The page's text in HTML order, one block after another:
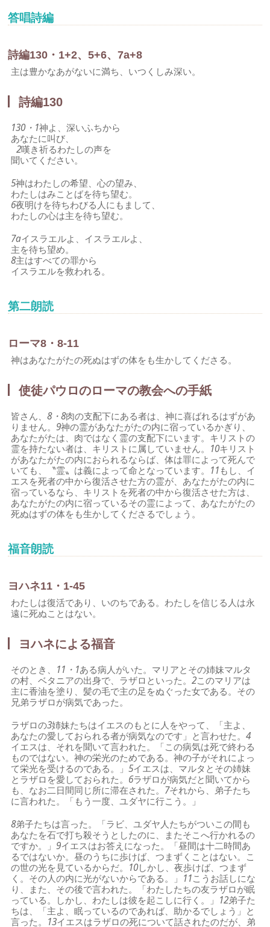
答唱詩編
詩編130・1+2、5+6、7a+8
主は豊かなあがないに満ち、いつくしみ深い。
詩編130
130・1神よ、深いふちから
あなたに叫び、
2嘆き祈るわたしの声を
聞いてください。
5神はわたしの希望、心の望み、
わたしはみことばを待ち望む。
6夜明けを待ちわびる人にもまして、
わたしの心は主を待ち望む。
7aイスラエルよ、イスラエルよ、
主を待ち望め。
8主はすべての罪から
イスラエルを救われる。
第二朗読
ローマ8・8-11
神はあなたがたの死ぬはずの体をも生かしてくださる。
使徒パウロのローマの教会への手紙
皆さん、8・8肉の支配下にある者は、神に喜ばれるはずがあ
りません。9神の霊があなたがたの内に宿っているかぎり、
あなたがたは、肉ではなく霊の支配下にいます。キリストの
霊を持たない者は、キリストに属していません。 10キリスト
があなたがたの内におられるならば、体は罪によって死んで
いても、〝霊〟は義によって命となっています。 11もし、イ
エスを死者の中から復活させた方の霊が、あなたがたの内に
宿っているなら、キリストを死者の中から復活させた方は、
あなたがたの内に宿っているその霊によって、あなたがたの
死ぬはずの体をも生かしてくださるでしょう。
福音朗読
ヨハネ11・1-45
わたしは復活であり、いのちである。わたしを信じる人は永
遠に死ぬことはない。
ヨハネによる福音
そのとき、 11・1ある病人がいた。マリアとその姉妹マルタ
の村、ベタニアの出身で、ラザロといった。2このマリアは
主に香油を塗り、髪の毛で主の足をぬぐった女である。その
兄弟ラザロが病気であった。
ラザロの3姉妹たちはイエスのもとに人をやって、「主よ、
あなたの愛しておられる者が病気なのです」と言わせた。4
イエスは、それを聞いて言われた。「この病気は死で終わる
ものではない。神の栄光のためである。神の子がそれによっ
て栄光を受けるのである。」5イエスは、マルタとその姉妹
とラザロを愛しておられた。 6ラザロが病気だと聞いてから
も、なお二日間同じ所に滞在された。 7それから、弟子たち
に言われた。「もう一度、ユダヤに行こう。」
8弟子たちは言った。「ラビ、ユダヤ人たちがついこの間も
あなたを石で打ち殺そうとしたのに、またそこへ行かれるの
ですか。」9イエスはお答えになった。「昼間は十二時間あ
るではないか。昼のうちに歩けば、つまずくことはない。こ
の世の光を見ているからだ。 10しかし、夜歩けば、つまず
く。その人の内に光がないからである。」 11こうお話しにな
り、また、その後で言われた。「わたしたちの友ラザロが眠
っている。しかし、わたしは彼を起こしに行く。」 12弟子た
ちは、「主よ、眠っているのであれば、助かるでしょう」と
言った。 13イエスはラザロの死について話されたのだが、弟